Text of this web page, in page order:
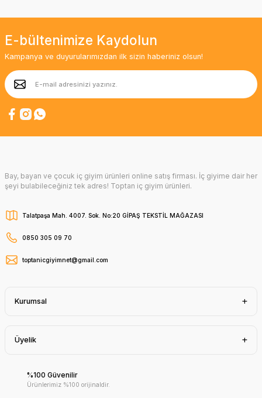
E-bültenimize Kaydolun
Kampanya ve duyurularımızdan ilk sizin haberiniz olsun!
Bay, bayan ve çocuk iç giyim ürünleri online satış firması. İç giyime dair her
şeyi bulabileceğiniz tek adres! Toptan iç giyim ürünleri.
Talatpaşa Mah. 4007. Sok. No:20 GİPAŞ TEKSTİL MAĞAZASI
0850 305 09 70
toptanicgiyimnet@gmail.com
Kurumsal
Üyelik
%100 Güvenilir
Ürünlerimiz %100 orijinaldir.